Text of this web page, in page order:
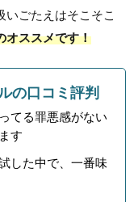
いごたえはそこそこ
オススメです！
の口コミ評判
てる罪悪感がない
す
した中で、一番味